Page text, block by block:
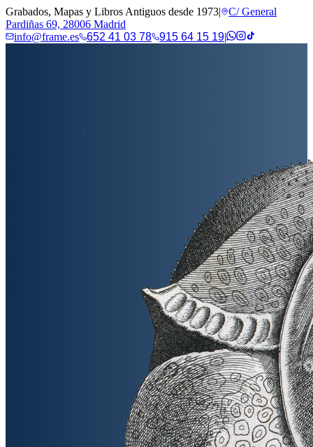
Grabados, Mapas y Libros Antiguos desde 1973|
C/ General
Pardiñas 69, 28006 Madrid
info@frame.es
652 41 03 78 915 64 15 19|